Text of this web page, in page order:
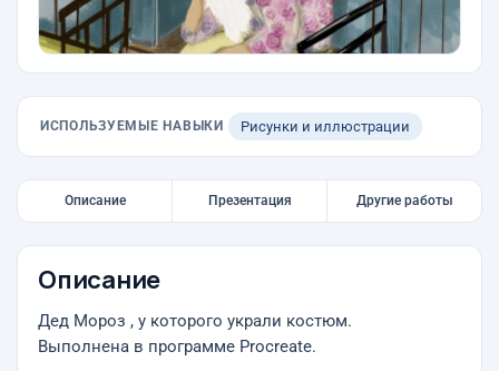
ИСПОЛЬЗУЕМЫЕ НАВЫКИ Рисунки и иллюстрации
Описание Презентация Другие работы
Описание
Дед Мороз , у которого украли костюм.
Выполнена в программе Procreate.